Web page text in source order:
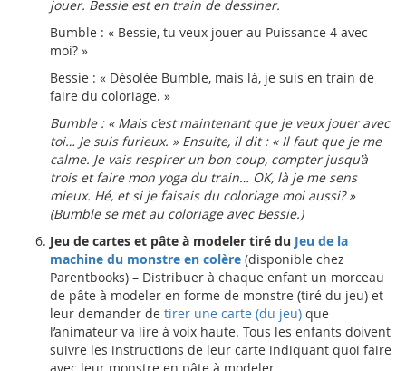
jouer. Bessie est en train de dessiner.
Bumble : « Bessie, tu veux jouer au Puissance 4 avec
moi? »
Bessie : « Désolée Bumble, mais là, je suis en train de
faire du coloriage. »
Bumble : « Mais c’est maintenant que je veux jouer avec
toi… Je suis furieux. » Ensuite, il dit : « Il faut que je me
calme. Je vais respirer un bon coup, compter jusqu’à
trois et faire mon yoga du train… OK, là je me sens
mieux. Hé, et si je faisais du coloriage moi aussi? »
(Bumble se met au coloriage avec Bessie.)
Jeu de cartes et pâte à modeler tiré du Jeu de la
machine du monstre en colère (disponible chez
Parentbooks) – Distribuer à chaque enfant un morceau
de pâte à modeler en forme de monstre (tiré du jeu) et
leur demander de tirer une carte (du jeu) que
l’animateur va lire à voix haute. Tous les enfants doivent
suivre les instructions de leur carte indiquant quoi faire